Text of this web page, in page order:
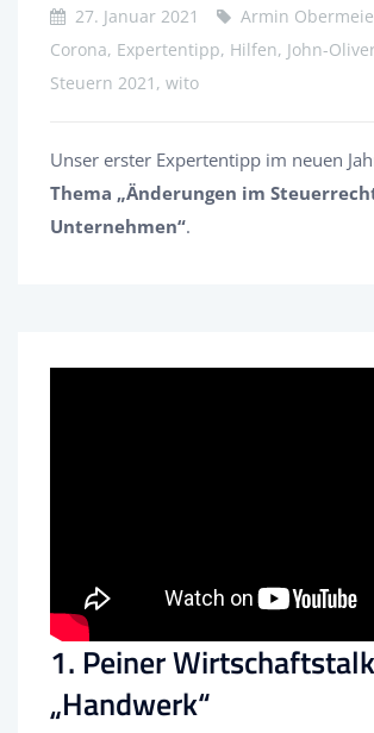
27. Januar 2021
Armin
Corona, Expertentipp, Hilfen, John-
Steuern 2021, wito
Unser erster Expertentipp im neuen
Thema „Änderungen im
Unternehmen“.
1. Peiner Wirtschaftstalk
„Handwerk“